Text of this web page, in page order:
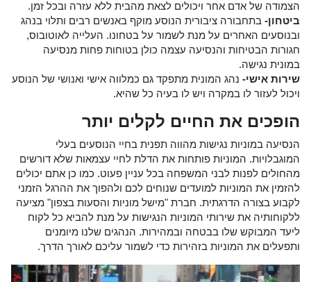
הצמודה של אדם אחר ויכולים לצאת מהבית ללא עזרה ובכל זמן.
ביטחון- בתחבורה ציבורית הנוסע מוקף באנשים רבים ותלוי בנהג
ובנוסעים האחרים על מנת לשמור על בטחונו. העלייה לאוטובוס,
חגורות הבטיחות והנסיעה עצמה כולן בטוחות פחות מנסיעה
במונית נגישה.
שירות אישי- נהג המונית מתפקד גם כמלווה אישי ואנושי של הנוסע
ויכול לעזור לו במקרה ויש לו בעיה כל שהיא.
הופכים את החיים לקלים יותר
הנסיעה במוניות נגישות מהווה תפנית בחיי הנוסעים בעלי
המוגבלויות. המוניות פותחות את הדלת לחיי עצמאות שלא דורשים
מהחולים לפנות לבני המשפחה בכל עניין פעוט. כמו כן אתם יכולים
להזמין את המוניות למועדים שנוחים לכם ולהפוך את ההרגל הזמני
לקבוע בצורה הדרגתית. חברת "מישל מוניות והסעות בצפון" מציעה
ללקוחותיה את שירותי המוניות הנגישות על מנת להביא כל לקוח
ליעד המבוקש שלו בבטחה ובמהירות. הנהגים שלנו מיומנים
ותפעלים את המוניות בזהירות כדי לשמור עליכם לאורך הדרך.